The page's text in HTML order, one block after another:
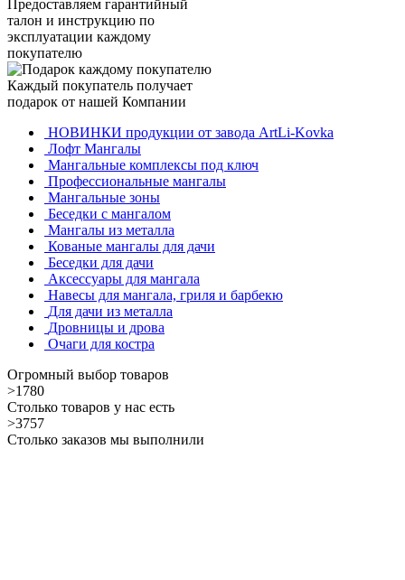
Предоставляем гарантийный
талон и инструкцию по
эксплуатации каждому
покупателю
Каждый покупатель получает
подарок от нашей Компании
НОВИНКИ продукции от завода ArtLi-Kovka
Лофт Мангалы
Мангальные комплексы под ключ
Профессиональные мангалы
Мангальные зоны
Беседки с мангалом
Мангалы из металла
Кованые мангалы для дачи
Беседки для дачи
Аксессуары для мангала
Навесы для мангала, гриля и барбекю
Для дачи из металла
Дровницы и дрова
Очаги для костра
Огромный выбор товаров
>1780
Столько товаров у нас есть
>3757
Столько заказов мы выполнили